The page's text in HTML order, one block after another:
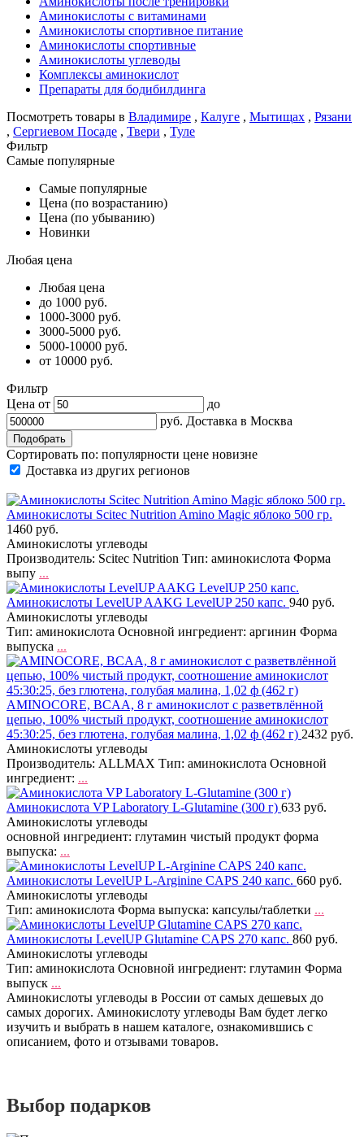
Аминокислоты с витаминами
Аминокислоты спортивное питание
Аминокислоты спортивные
Аминокислоты углеводы
Комплексы аминокислот
Препараты для бодибилдинга
Посмотреть товары в Владимире , Калуге , Мытищах , Рязани
, Сергиевом Посаде , Твери , Туле
Фильтр
Самые популярные
Самые популярные
Цена (по возрастанию)
Цена (по убыванию)
Новинки
Любая цена
Любая цена
до 1000 руб.
1000-3000 руб.
3000-5000 руб.
5000-10000 руб.
от 10000 руб.
Фильтр
Цена от
до
руб. Доставка в Москва
Сортировать по: популярности цене новизне
Доставка из других регионов
Аминокислоты Scitec Nutrition Amino Magic яблоко 500 гр.
1460 руб.
Аминокислоты углеводы
Производитель: Scitec Nutrition Тип: аминокислота Форма
выпу ...
Аминокислоты LevelUP AAKG LevelUP 250 капс. 940 руб.
Аминокислоты углеводы
Тип: аминокислота Основной ингредиент: аргинин Форма
выпуска ...
AMINOCORE, BCAA, 8 г аминокислот с разветвлённой
цепью, 100% чистый продукт, соотношение аминокислот
45:30:25, без глютена, голубая малина, 1,02 ф (462 г) 2432 руб.
Аминокислоты углеводы
Производитель: ALLMAX Тип: аминокислота Основной
ингредиент: ...
Аминокислота VP Laboratory L-Glutamine (300 г) 633 руб.
Аминокислоты углеводы
основной ингредиент: глутамин чистый продукт форма
выпуска: ...
Аминокислоты LevelUP L-Arginine CAPS 240 капс. 660 руб.
Аминокислоты углеводы
Тип: аминокислота Форма выпуска: капсулы/таблетки ...
Аминокислоты LevelUP Glutamine CAPS 270 капс. 860 руб.
Аминокислоты углеводы
Тип: аминокислота Основной ингредиент: глутамин Форма
выпуск ...
Аминокислоты углеводы в России от самых дешевых до
самых дорогих. Аминокислоту углеводы Вам будет легко
изучить и выбрать в нашем каталоге, ознакомившись с
описанием, фото и отзывами товаров.
Выбор подарков